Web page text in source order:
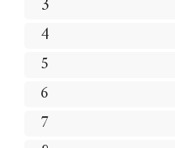
3
4
5
6
7